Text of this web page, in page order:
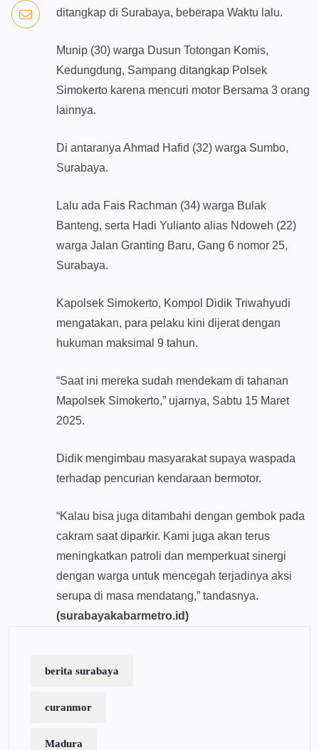
ditangkap di Surabaya, beberapa Waktu lalu.
Munip (30) warga Dusun Totongan Komis,
Kedungdung, Sampang ditangkap Polsek
Simokerto karena mencuri motor Bersama 3 orang
lainnya.
Di antaranya Ahmad Hafid (32) warga Sumbo,
Surabaya.
Lalu ada Fais Rachman (34) warga Bulak
Banteng, serta Hadi Yulianto alias Ndoweh (22)
warga Jalan Granting Baru, Gang 6 nomor 25,
Surabaya.
Kapolsek Simokerto, Kompol Didik Triwahyudi
mengatakan, para pelaku kini dijerat dengan
hukuman maksimal 9 tahun.
“Saat ini mereka sudah mendekam di tahanan
Mapolsek Simokerto,” ujarnya, Sabtu 15 Maret
2025.
Didik mengimbau masyarakat supaya waspada
terhadap pencurian kendaraan bermotor.
“Kalau bisa juga ditambahi dengan gembok pada
cakram saat diparkir. Kami juga akan terus
meningkatkan patroli dan memperkuat sinergi
dengan warga untuk mencegah terjadinya aksi
serupa di masa mendatang,” tandasnya.
(surabayakabarmetro.id)
berita surabaya
curanmor
Madura